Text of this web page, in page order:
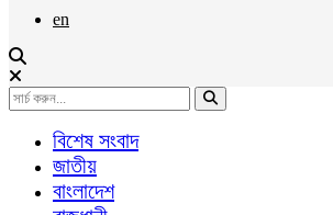
en
বিশেষ সংবাদ
জাতীয়
বাংলাদেশ